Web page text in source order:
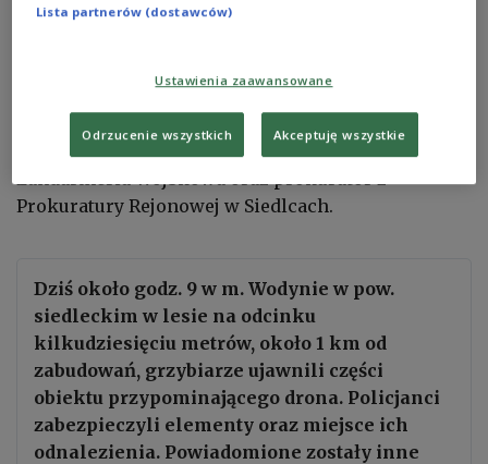
siedleckim w lesie na odcinku kilkudziesięciu
że powiadomione zostały inne służby, m.in.
Prokuratury Rejonowej w Siedlcach.
Dziś około godz. 9 w m. Wodynie w pow.
siedleckim w lesie na odcinku
kilkudziesięciu metrów, około 1 km od
zabudowań, grzybiarze ujawnili części
obiektu przypominającego drona. Policjanci
zabezpieczyli elementy oraz miejsce ich
odnalezienia. Powiadomione zostały inne
Lista partnerów (dostawców)
Ustawienia zaawansowane
Odrzucenie wszystkich Akceptuję wszystkie